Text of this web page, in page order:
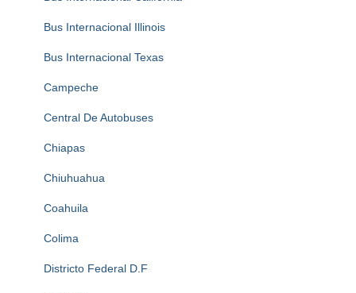
Bus Internacional Illinois
Bus Internacional Texas
Campeche
Central De Autobuses
Chiapas
Chiuhuahua
Coahuila
Colima
Districto Federal D.F